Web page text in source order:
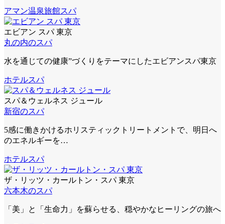
アマン温泉旅館スパ
エビアン スパ 東京
丸の内のスパ
水を通じての健康”づくりをテーマにしたエビアンスパ東京
ホテルスパ
スパ＆ウェルネス ジュール
新宿のスパ
5感に働きかけるホリスティックトリートメントで、明日へ
のエネルギーを…
ホテルスパ
ザ・リッツ・カールトン・スパ 東京
六本木のスパ
「美」と「生命力」を蘇らせる、穏やかなヒーリングの旅へ